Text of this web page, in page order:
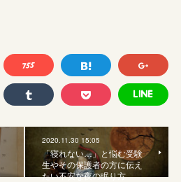
2020.11.30 15:05
「寝れない…」と悩む受験
生やその保護者の方に伝え
たい不安な夜の眠り方